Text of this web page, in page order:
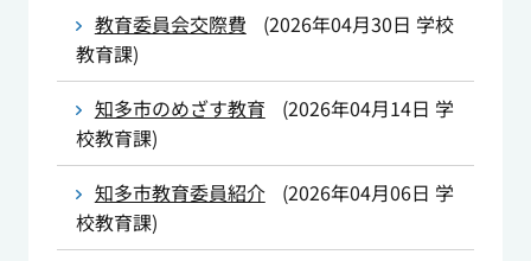
教育委員会交際費
(2026年04月30日 学校
教育課)
知多市のめざす教育
(2026年04月14日 学
校教育課)
知多市教育委員紹介
(2026年04月06日 学
校教育課)